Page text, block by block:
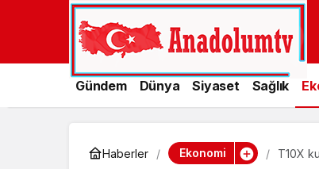
Gündem Dünya Siyaset Sağlık
Haberler Ekonomi T10X